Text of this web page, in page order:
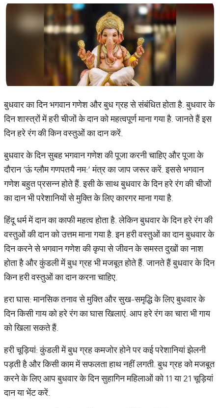
बुधवार का दिन भगवान गणेश और बुध ग्रह से संबंधित होता है. बुधवार के
दिन शास्त्रों में हरी चीजों के दान को महत्वपूर्ण माना गया है. जानते हैं इस
दिन हरे रंग की किन वस्तुओं का दान करें.
बुधवार के दिन सुबह भगवान गणेश की पूजा करनी चाहिए और पूजा के
दौरान ‘ऊं ग्लौम गणपतयै नम:’ मंत्र का जाप जरूर करें. इससे भगवान
गणेश बहुत प्रसन्न होते हैं. इसी के साथ बुधवार के दिन हरे रंग की चीजों
का दान भी परेशानियों से मुक्ति के लिए कारगर माना गया है.
हिंदू धर्म में दान का काफी महत्व होता है. लेकिन बुधवार के दिन हरे रंग की
वस्तुओं की दान को उत्तम माना गया है. इन हरी वस्तुओं का दान बुधवार के
दिन करने से भगवान गणेश की कृपा से जीवन के समस्त दुखों का नाश
होता है और कुंडली में बुध ग्रह भी मजबूत होते हैं. जानते हैं बुधवार के दिन
किन हरी वस्तुओं का दान करना चाहिए.
हरा घास: मानसिक तनाव से मुक्ति और सुख-समृद्धि के लिए बुधवार के
दिन किसी गाय को हरे रंग का घास खिलाएं. आप हरे रंग का चारा भी गाय
को खिला सकते हैं.
हरी चूड़ियां: कुंडली में बुध ग्रह कमजोर होने पर कई परेशानियां झेलनी
पड़ती है और किसी काम में सफलता हाथ नहीं लगती. बुध ग्रह को मजबूत
करने के लिए आप बुधवार के दिन सुहागिन महिलाओं को 11 या 21 चूड़ियां
दान या भेंट करें.